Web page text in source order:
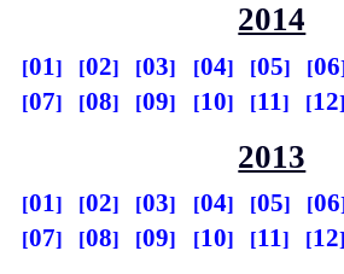
2014
01 02 03 04 05
06
07
08 09 10 11 12
2013
01 02 03 04 05
06
07
08 09 10 11 12